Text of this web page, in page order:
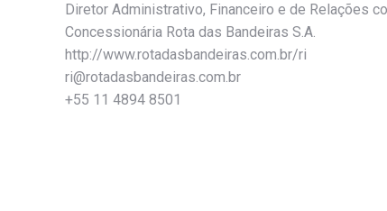
Diretor Administrativo, Financeiro e de Relações
Concessionária Rota das Bandeiras S.A.
http://www.rotadasbandeiras.com.br/ri
ri@rotadasbandeiras.com.br
+55 11 4894 8501